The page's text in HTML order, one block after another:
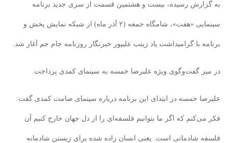
به گزارش رسیده، بیست و هشتمین قسمت از سری جدید برنامه
سینمایی «هفت»، شامگاه جمعه (۲ آذر ماه) از شبکه نمایش پخش و
برنامه با گرامیداشت یاد زینب علیپور خبرنگار روزنامه جام جم آغاز شد.
در میز گفت‌وگوی ویژه علیرضا خمسه به سینمای کمدی پرداخت.
علیرضا خمسه در ابتدای این برنامه درباره سینمای صامت کمدی گفت:
فکر می‌کنم که اگر ما بتوانیم فلسفه‌ای را از دل جهان خارج کنیم آن
فلسفه شادمانی است. یعنی انسان زاده شده برای زیستن شادمانه